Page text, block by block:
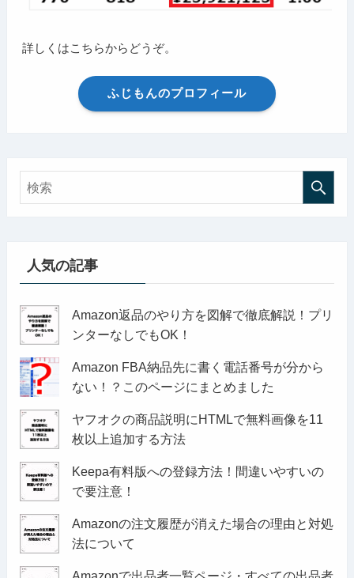
詳しくはこちらからどうぞ。
ふじもんのプロフィール
人気の記事
Amazon返品のやり方を図解で徹底解説！プリ
ンターなしでもOK！
Amazon FBA納品先に書く電話番号が分から
ない！？このページにまとめました
ヤフオクの商品説明にHTMLで無料画像を11
枚以上追加する方法
Keepa有料版への登録方法！間違いやすいの
で要注意！
Amazonの注文履歴が消えた場合の理由と対処
法について